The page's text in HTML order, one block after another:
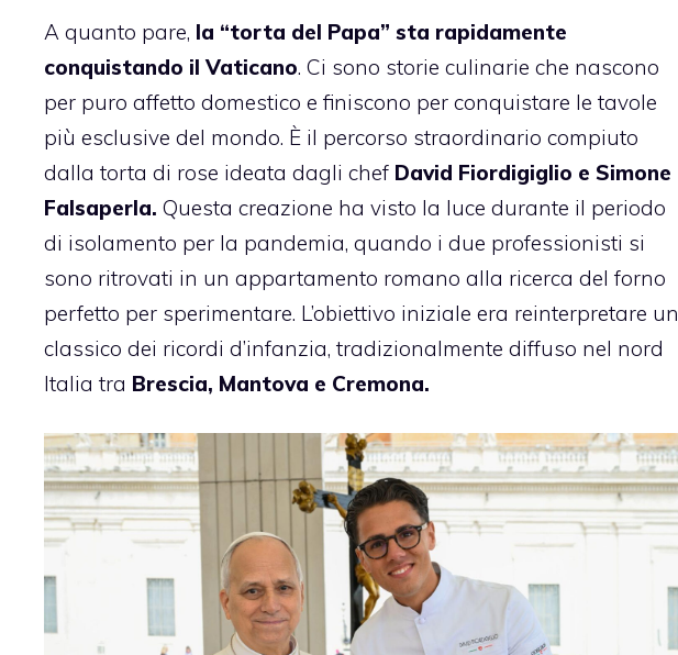
A quanto pare, la “torta del Papa” sta rapidamente
conquistando il Vaticano. Ci sono storie culinarie che nascono
per puro affetto domestico e finiscono per conquistare le tavole
più esclusive del mondo. È il percorso straordinario compiuto
dalla torta di rose ideata dagli chef David Fiordigiglio e Simone
Falsaperla. Questa creazione ha visto la luce durante il periodo
di isolamento per la pandemia, quando i due professionisti si
sono ritrovati in un appartamento romano alla ricerca del forno
perfetto per sperimentare. L’obiettivo iniziale era reinterpretare un
classico dei ricordi d’infanzia, tradizionalmente diffuso nel nord
Italia tra Brescia, Mantova e Cremona.